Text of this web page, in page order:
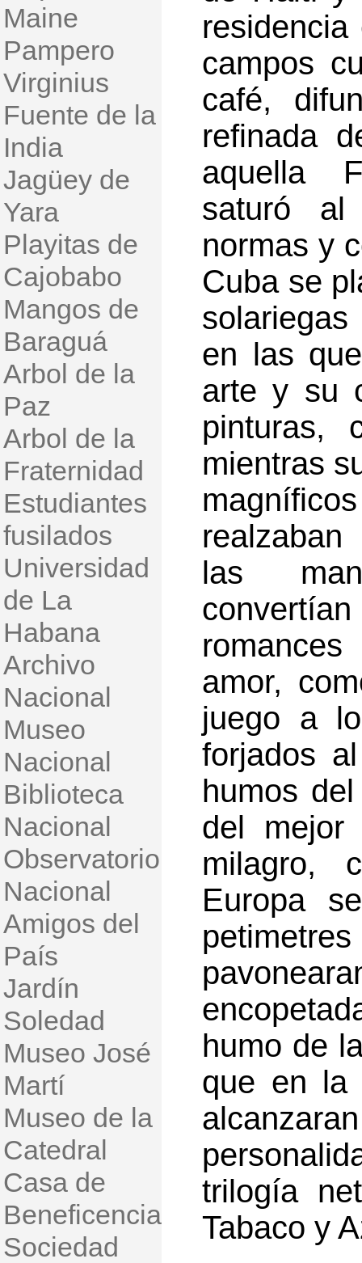
Maine
Pampero
Virginius
Fuente de la
India
Jagüey de
Yara
Playitas de
Cajobabo
Mangos de
Baraguá
Arbol de la
Paz
Arbol de la
Fraternidad
Estudiantes
fusilados
Universidad
de La
Habana
Archivo
Nacional
Museo
Nacional
Biblioteca
Nacional
Observatorio
Nacional
Amigos del
País
Jardín
Soledad
Museo José
Martí
Museo de la
Catedral
Casa de
Beneficencia
Sociedad
campos
café,
refinada
aquella
saturó
normas y
Cuba se
en las
arte y su
pinturas,
mientras
las
amor,
juego a
forjados
humos
del mejor
milagro,
Europa
humo de
que en la
trilogía
Tabaco y